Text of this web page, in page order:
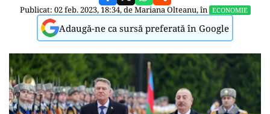
Publicat: 02 feb. 2023, 18:34, deMariana Olteanu, în ECONOMIE
Adaugă-ne ca sursă preferată în Google